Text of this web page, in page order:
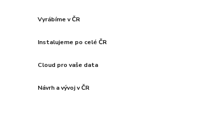
Vyrábíme v ČR
Instalujeme po celé ČR
Cloud pro vaše data
Návrh a vývoj v ČR